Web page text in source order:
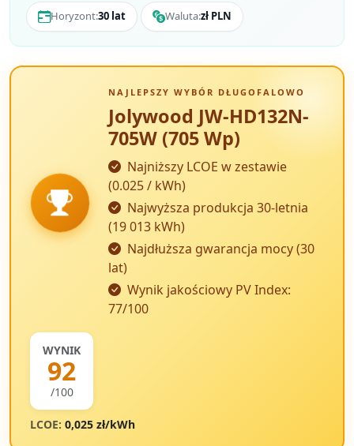
Horyzont:30 lat Waluta:zł PLN
NAJLEPSZY WYBÓR DŁUGOFALOWO
Jolywood JW-HD132N-
705W (705 Wp)
Najniższy LCOE w zestawie
(0.025 / kWh)
Najwyższa produkcja 30-letnia
(19 013 kWh)
Najdłuższa gwarancja mocy (30
lat)
Wynik jakościowy PV Index:
77/100
WYNIK
92
/100
LCOE: 0,025 zł/kWh